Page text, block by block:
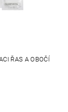
ŘAS A OBOČÍ